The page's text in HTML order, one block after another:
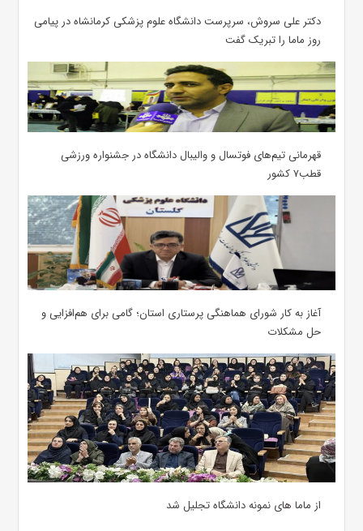
دکتر علی سروش، سرپرست دانشگاه علوم پزشکی کرمانشاه در پیامی
روز ماما را تبریک گفت
قهرمانی تیم‌های فوتسال و والیبال دانشگاه در جشنواره ورزشی
قطب۷ کشور
آغاز به کار شورای هماهنگی پرستاری استان؛ گامی برای هم‌افزایی و
حل مشکلات
از ماما های نمونه دانشگاه تجلیل شد